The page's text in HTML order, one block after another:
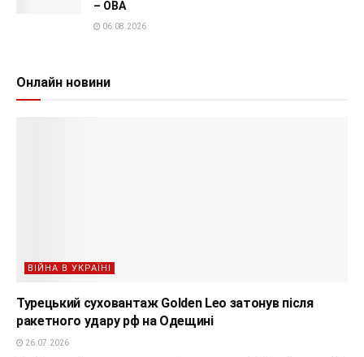
– ОВА
06.08.2026
Онлайн новини
ВІЙНА В УКРАЇНІ
Турецький суховантаж Golden Leo затонув після
ракетного удару рф на Одещині
26.07.2026